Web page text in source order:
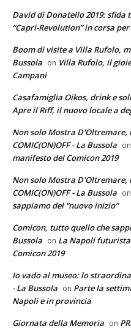
David di Donatello 2019: sfida
“Capri-Revolution” in corsa
Boom di visite a Villa Rufolo,
Bussola on Villa Rufolo, il
Campani
Casafamiglia Oikos, drink e
Apre il Riff, il nuovo locale a
Non solo Mostra
COMIC(ON)OFF - La Bussola on
manifesto del Comicon 2019
Non solo Mostra
COMIC(ON)OFF - La Bussola on
sappiamo del “nuovo inizio”
Comicon, tutto quello che
Bussola on La Napoli
Comicon 2019
Io vado al museo: lo
- La Bussola on Parte la
Napoli e in provincia
Giornata della Memoria on